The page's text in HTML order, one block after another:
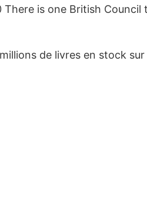
is one British Council
de livres en stock sur